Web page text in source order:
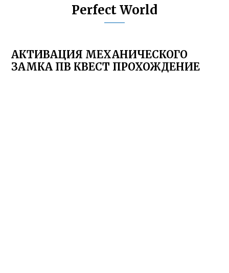
Perfect World
АКТИВАЦИЯ МЕХАНИЧЕСКОГО
ЗАМКА ПВ КВЕСТ ПРОХОЖДЕНИЕ